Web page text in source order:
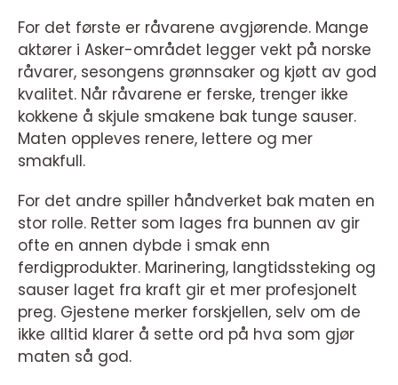
For det første er råvarene avgjørende. Mange
aktører i Asker-området legger vekt på norske
råvarer, sesongens grønnsaker og kjøtt av god
kvalitet. Når råvarene er ferske, trenger ikke
kokkene å skjule smakene bak tunge sauser.
Maten oppleves renere, lettere og mer
smakfull.
For det andre spiller håndverket bak maten en
stor rolle. Retter som lages fra bunnen av gir
ofte en annen dybde i smak enn
ferdigprodukter. Marinering, langtidssteking og
sauser laget fra kraft gir et mer profesjonelt
preg. Gjestene merker forskjellen, selv om de
ikke alltid klarer å sette ord på hva som gjør
maten så god.